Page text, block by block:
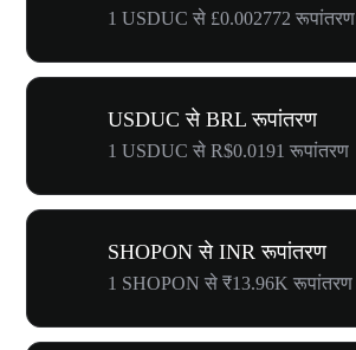
1 USDUC से £0.002772 रूपांतरण
USDUC से BRL रूपांतरण
1 USDUC से R$0.0191 रूपांतरण
SHOPON से INR रूपांतरण
1 SHOPON से ₹13.96K रूपांतरण